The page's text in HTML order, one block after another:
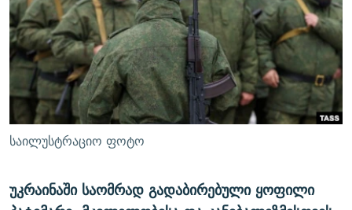
ᲛᲝᲚᲐᲞᲐᲠᲐᲙᲔ ᲢᲔᲥᲡᲢᲔᲑᲘ
ᲨᲘᲜ - ᲣᲪᲮᲝᲔᲗᲨᲘ
ᲚᲘᲢᲔᲠᲐᲢᲣᲠᲣᲚᲘ ᲬᲐᲮᲜᲐᲒᲔᲑᲘ
ᲐᲛᲔᲠᲘᲙᲣᲚᲘ ᲛᲝᲗᲮᲠᲝᲑᲐ
ᲘᲛᲞᲔᲠᲘᲐ ᲓᲐ ᲠᲐᲓᲘᲝ
ᲩᲔᲛᲘ ᲡᲘᲙᲕᲓᲘᲚᲘᲡ ᲛᲘᲖᲔᲖᲘᲐ COVID-19
11 ᲬᲔᲚᲘ - 11 ᲐᲛᲑᲐᲕᲘ
ᲡᲐᲞᲐᲠᲚᲐᲛᲔᲜᲢᲝ ᲐᲠᲩᲔᲕᲜᲔᲑᲘᲡ ᲘᲡᲢᲝᲠᲘᲐ
ᲑᲐᲕᲨᲕᲔᲑᲘ ᲞᲠᲝᲡᲢᲘᲢᲣᲪᲘᲐᲨᲘ - ᲐᲛᲝᲣᲗᲥᲛᲔᲚᲘ ᲐᲛᲑᲐᲕᲘ
5 ᲐᲛᲑᲐᲕᲘ - 20 ᲘᲕᲜᲘᲡᲡ ᲓᲐᲨᲐᲕᲔᲑᲣᲚᲔᲑᲘ
ПРИВЕТ ᲙᲣᲚᲢᲣᲠᲐ
ᲒᲐᲛᲝᲘᲬᲔᲠᲔ
რთე/რთ-ის ყველა საიტი
საილუსტრაციო ფოტო
უკრაინაში საომრად გადაბირებული ყოფილი